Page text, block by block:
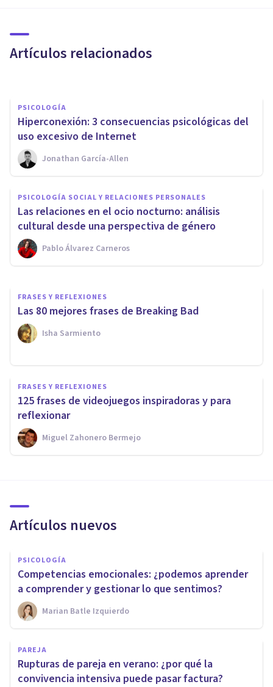
Artículos relacionados
para adolescentes
PSICOLOGÍA
Hiperconexión: 3 consecuencias psicológicas del
uso excesivo de Internet
Jonathan García-Allen
PSICOLOGÍA SOCIAL Y RELACIONES PERSONALES
​Las relaciones en el ocio nocturno: análisis
cultural desde una perspectiva de género
Pablo Álvarez Carneros
Las 14 mejores películas de
risa (para disfrutar del humor)
Oscar Castillero Mimenza
FRASES Y REFLEXIONES
Las 80 mejores frases de Breaking Bad
Isha Sarmiento
FRASES Y REFLEXIONES
125 frases de videojuegos inspiradoras y para
reflexionar
Miguel Zahonero Bermejo
Artículos nuevos
PSICOLOGÍA
Competencias emocionales: ¿podemos aprender
a comprender y gestionar lo que sentimos?
Marian Batle Izquierdo
PAREJA
Rupturas de pareja en verano: ¿por qué la
convivencia intensiva puede pasar factura?